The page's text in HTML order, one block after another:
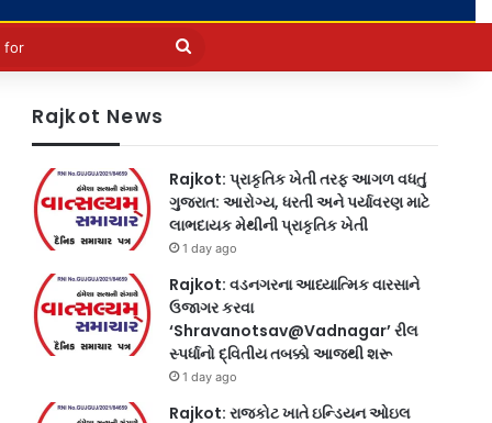
Search
Rajkot News
Rajkot: પ્રાકૃતિક ખેતી તરફ આગળ વધતું
ગુજરાત: આરોગ્ય, ધરતી અને પર્યાવરણ માટે
લાભદાયક મેથીની પ્રાકૃતિક ખેતી
1 day ago
Rajkot: વડનગરના આધ્યાત્મિક વારસાને
ઉજાગર કરવા
‘Shravanotsav@Vadnagar’ રીલ
સ્પર્ધાનો દ્વિતીય તબક્કો આજથી શરૂ
1 day ago
Rajkot: રાજકોટ ખાતે ઇન્ડિયન ઓઇલ